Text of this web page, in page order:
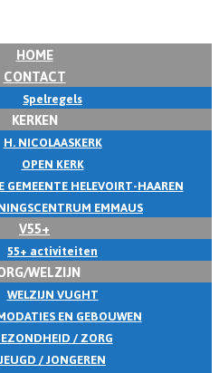
HOME
CONTACT
Spelregels
KERKEN
H. NICOLAASKERK
OPEN KERK
GEMEENTE HELEVOIRT-HAAREN
EMMAUS
V55+
55+ activiteiten
WELZIJN
WELZIJN VUGHT
EN GEBOUWEN
/ ZORG
JEUGD / JONGEREN